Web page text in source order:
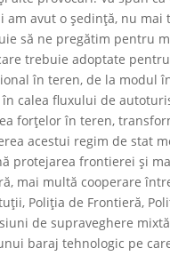
am avut o ședință, nu
să ne pregătim pentru
trebuie adoptate
în teren, de la modul
calea fluxului de
forțelor în teren,
acestui regim de stat
protejarea frontierei și
mai multă cooperare
Poliția de Frontieră,
de supraveghere
baraj tehnologic pe